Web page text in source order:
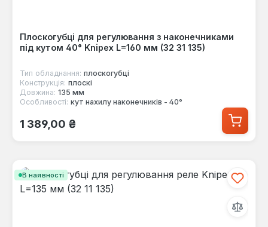
Плоскогубці для регулювання з наконечниками
під кутом 40° Knipex L=160 мм (32 31 135)
Тип обладнання: плоскогубці
Конструкція: плоскі
Довжина: 135 мм
Особливості: кут нахилу наконечників - 40°
Звичайна ціна:
1 389,00 ₴
В наявності